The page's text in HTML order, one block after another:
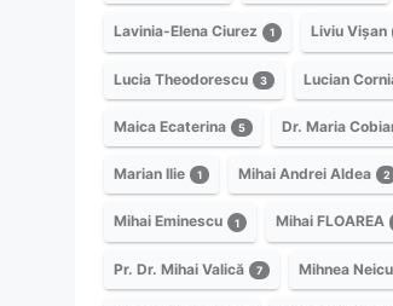
Lavinia-Elena Ciurez 1 Liviu Vișan
Lucia Theodorescu 3 Lucian
Maica Ecaterina 5 Dr. Maria
Marian Ilie 1 Mihai Andrei Aldea 2
Mihai Eminescu 1 Mihai FLOAREA
Pr. Dr. Mihai Valică 7 Mihnea Neicu